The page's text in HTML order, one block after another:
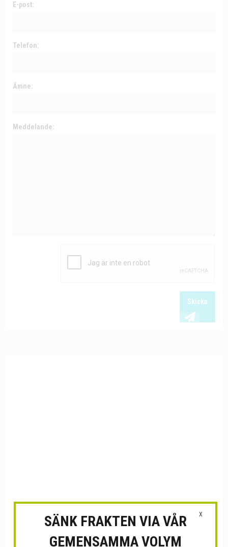
E-post:
Telefon:
Ämne:
Meddelande:
Skicka
X
SÄNK FRAKTEN VIA VÅR
GEMENSAMMA VOLYM